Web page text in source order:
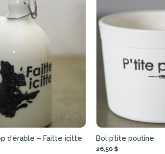
d’érable – Faitte icitte Bol p’tite poutine
26,50 $